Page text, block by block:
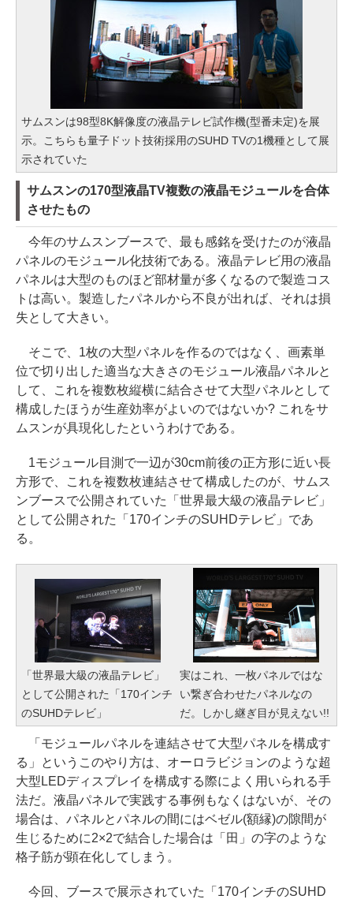
サムスンは98型8K解像度の液晶テレビ試作機(型番未定)を展
示。こちらも量子ドット技術採用のSUHD TVの1機種として展
示されていた
サムスンの170型液晶TV複数の液晶モジュールを合体
させたもの
今年のサムスンブースで、最も感銘を受けたのが液晶
パネルのモジュール化技術である。液晶テレビ用の液晶
パネルは大型のものほど部材量が多くなるので製造コス
トは高い。製造したパネルから不良が出れば、それは損
失として大きい。
そこで、1枚の大型パネルを作るのではなく、画素単
位で切り出した適当な大きさのモジュール液晶パネルと
して、これを複数枚縦横に結合させて大型パネルとして
構成したほうが生産効率がよいのではないか? これをサ
ムスンが具現化したというわけである。
1モジュール目測で一辺が30cm前後の正方形に近い長
方形で、これを複数枚連結させて構成したのが、サムス
ンブースで公開されていた「世界最大級の液晶テレビ」
として公開された「170インチのSUHDテレビ」であ
る。
「世界最大級の液晶テレビ」
として公開された「170インチ
のSUHDテレビ」
実はこれ、一枚パネルではな
い繋ぎ合わせたパネルなの
だ。しかし継ぎ目が見えない!!
「モジュールパネルを連結させて大型パネルを構成す
る」というこのやり方は、オーロラビジョンのような超
大型LEDディスプレイを構成する際によく用いられる手
法だ。液晶パネルで実践する事例もなくはないが、その
場合は、パネルとパネルの間にはベゼル(額縁)の隙間が
生じるために2×2で結合した場合は「田」の字のような
格子筋が顕在化してしまう。
今回、ブースで展示されていた「170インチのSUHD